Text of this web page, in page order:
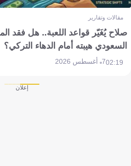
مقالات وتقارير
صلاح يُغَيّر قواعد اللعبة.. هل فقد
السعودي هيبته أمام الدهاء التركي؟
02:197 أغسطس 2026
إعلان